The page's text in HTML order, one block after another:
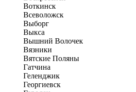
Воткинск
Всеволожск
Выборг
Выкса
Вышний Волочек
Вязники
Вятские Поляны
Гатчина
Геленджик
Георгиевск